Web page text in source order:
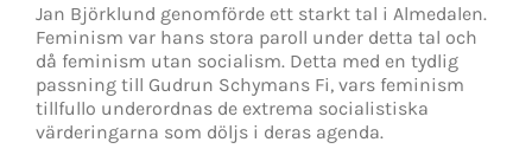
Jan Björklund genomförde ett starkt tal i Almedalen.
Feminism var hans stora paroll under detta tal och
då feminism utan socialism. Detta med en tydlig
passning till Gudrun Schymans Fi, vars feminism
tillfullo underordnas de extrema socialistiska
värderingarna som döljs i deras agenda.